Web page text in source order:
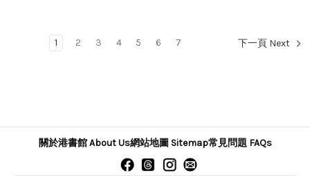
1 2 3 4 5 6 7 下一頁 Next
關於港書館 About Us網站地圖 Sitemap常見問題 FAQs